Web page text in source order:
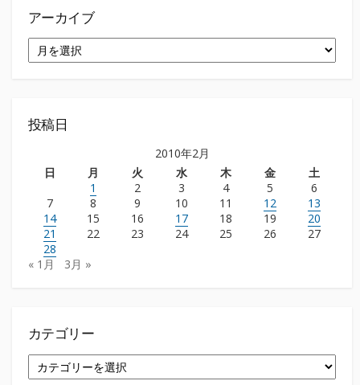
アーカイブ
ー
投稿日
2010年2月
日
月 火 水 木 金
土
1
2 3 4 5
6
7
8 9 10 11 12
13
14
15 16 17 18 19
20
21
22 23 24 25 26
27
28
« 1月
3月 »
カテゴリー
テ